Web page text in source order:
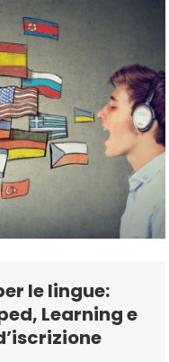
le lingue:
Learning e